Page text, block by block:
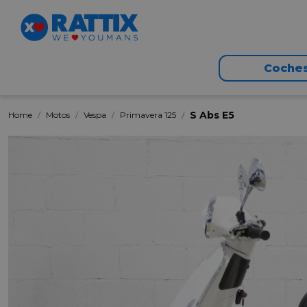
Home Motos Vespa Primavera 125 S Abs E5